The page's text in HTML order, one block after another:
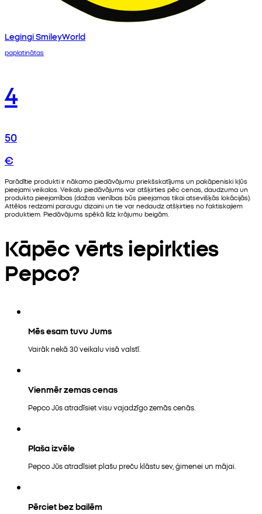
Legingi SmileyWorld
paplatinātas
4
50
€
Parādītie produkti ir nākamo piedāvājumu priekšskatījums un pakāpeniski kļūs
pieejami veikalos. Veikalu piedāvājums var atšķirties pēc cenas, daudzuma un
produkta pieejamības (dažas vienības būs pieejamas tikai atsevišķās lokācijās).
Attēlos redzami paraugu dizaini un tie var nedaudz atšķirties no faktiskajiem
produktiem. Piedāvājums spēkā līdz krājumu beigām.
Kāpēc vērts iepirkties
Pepco?
Mēs esam tuvu Jums
Vairāk nekā 30 veikalu visā valstī.
Vienmēr zemas cenas
Pepco Jūs atradīsiet visu vajadzīgo zemās cenās.
Plaša izvēle
Pepco Jūs atradīsiet plašu preču klāstu sev, ģimenei un mājai.
Pērciet bez bailēm